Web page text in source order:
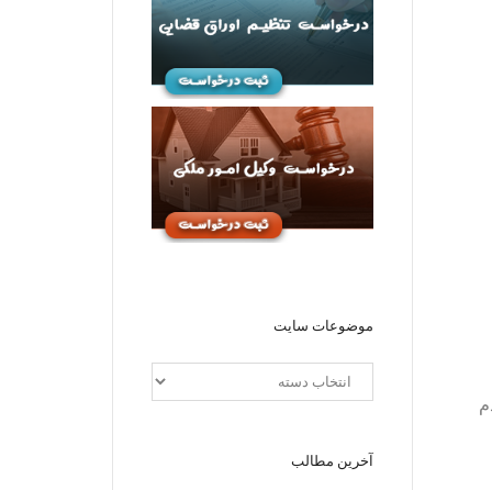
موضوعات سایت
آخرین مطالب